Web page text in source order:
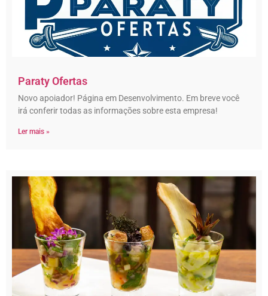
Paraty Ofertas
Novo apoiador! Página em Desenvolvimento. Em breve você
irá conferir todas as informações sobre esta empresa!
Ler mais »